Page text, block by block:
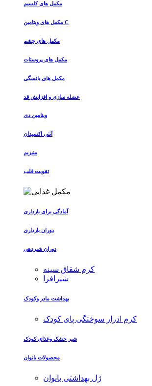
مکمل های کلسیم
مکمل های ویتامین C
مکمل های چشم
مکمل های پروستات
مکمل های یائسگی
عضله سازی و افزایش قد
ویتامین دی
آنتی اکسیدان
منیزیم
تقویت قلب
آمادگی برای بارداری
دوران بارداری
دوران شیردهی
کرم شقاق سینه
شیرافزا
بهداشت مادر وکودک
کرم ادرار سوختگی پای کودک
شیر خشک وغذای کودک
محصولات بانوان
ژل بهداشتی بانوان